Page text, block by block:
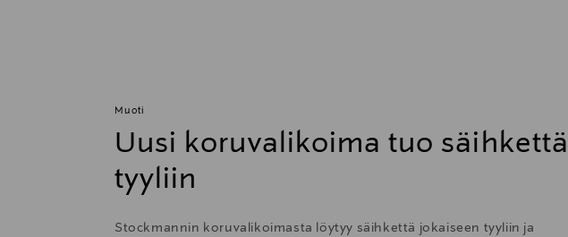
Muoti
Uusi koruvalikoima tuo säihkettä
tyyliin
Stockmannin koruvalikoimasta löytyy säihkettä jokaiseen tyyliin ja